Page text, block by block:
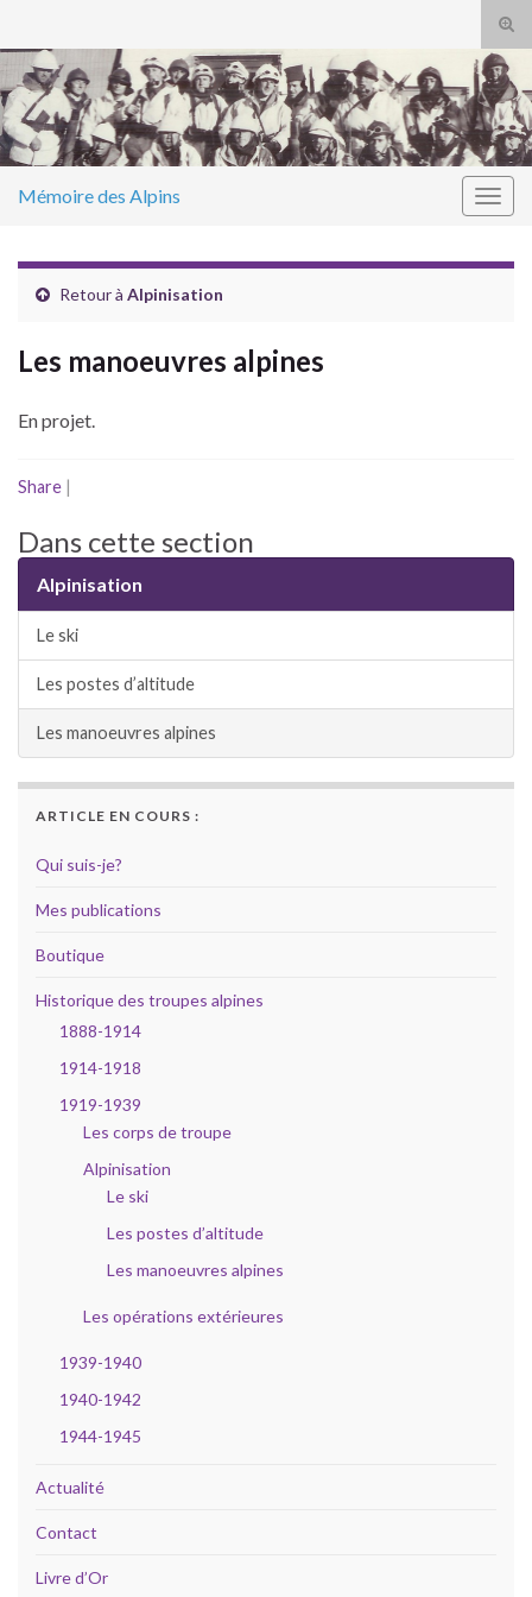
Search for:
Mémoire des Alpins
Retour à Alpinisation
Les manoeuvres alpines
En projet.
Share |
Dans cette section
Alpinisation
Le ski
Les postes d’altitude
Les manoeuvres alpines
ARTICLE EN COURS :
Qui suis-je?
Mes publications
Boutique
Historique des troupes alpines
1888-1914
1914-1918
1919-1939
Les corps de troupe
Alpinisation
Le ski
Les postes d’altitude
Les manoeuvres alpines
Les opérations extérieures
1939-1940
1940-1942
1944-1945
Actualité
Contact
Livre d’Or